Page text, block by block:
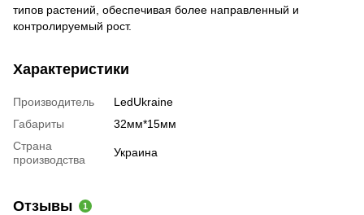
типов растений, обеспечивая более направленный и
контролируемый рост.
Характеристики
Производитель
LedUkraine
Габариты
32мм*15мм
Страна
производства
Украина
Отзывы 1